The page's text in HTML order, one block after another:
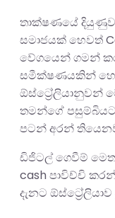
තාක්ෂණයේ
සමාජයක් හෙවත්
වේගයෙන් ගමන්
සමීක්ෂණයකින්
ඕස්ට්‍රේලියානුවන්
තමන්ගේ
පටන් අරන්
ඩිජිටල් ගෙවීම්
cash පාවිච්චි
දැනට